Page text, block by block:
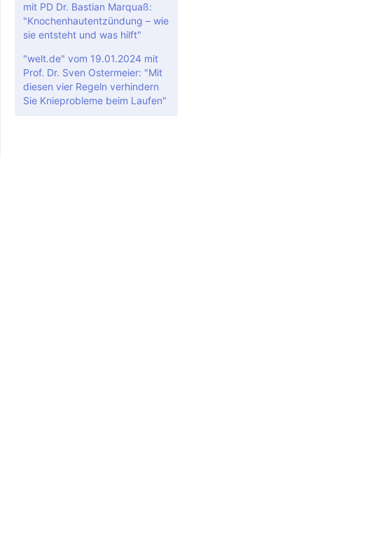
mit PD Dr. Bastian Marquaß:
"Knochenhautentzündung – wie
sie entsteht und was hilft"
"welt.de" vom 19.01.2024 mit
Prof. Dr. Sven Ostermeier: "Mit
diesen vier Regeln verhindern
Sie Knieprobleme beim Laufen"